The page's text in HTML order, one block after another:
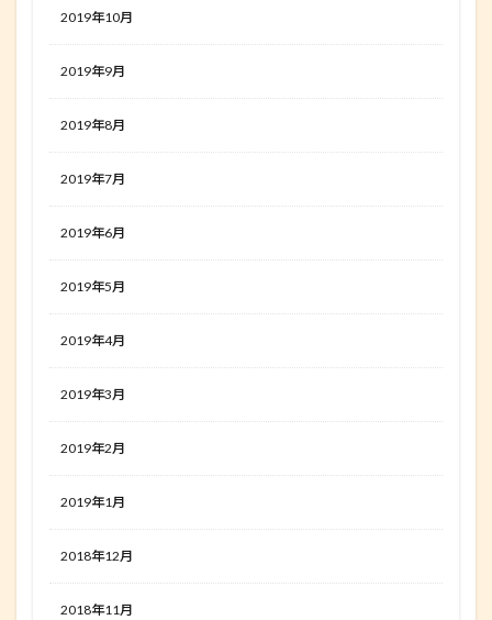
2019年10月
2019年9月
2019年8月
2019年7月
2019年6月
2019年5月
2019年4月
2019年3月
2019年2月
2019年1月
2018年12月
2018年11月